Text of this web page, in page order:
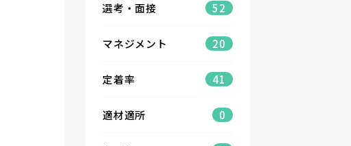
選考・面接 52
マネジメント 20
定着率 41
適材適所 0